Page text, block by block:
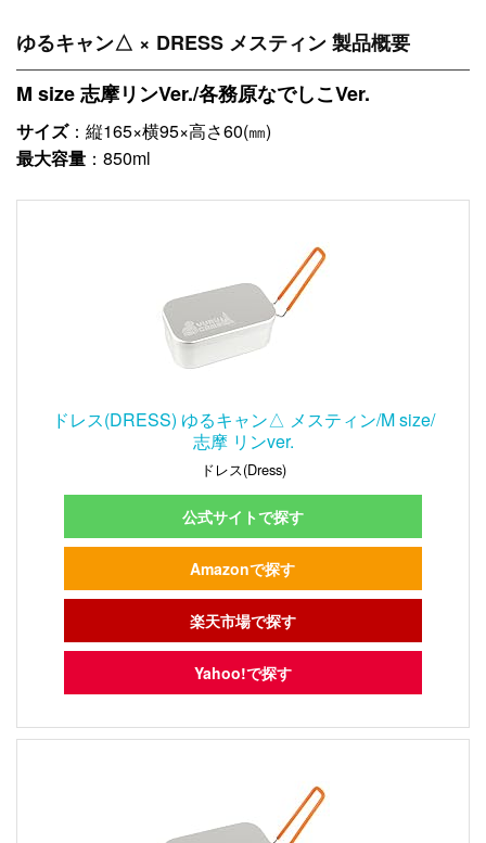
ゆるキャン△ × DRESS メスティン 製品概要
M size 志摩リンVer./各務原なでしこVer.
サイズ：縦165×横95×高さ60(㎜)
最大容量 ：850ml
ドレス(DRESS) ゆるキャン△ メスティン/M size/
志摩 リンver.
ドレス(Dress)
公式サイトで探す
Amazonで探す
楽天市場で探す
Yahoo!で探す